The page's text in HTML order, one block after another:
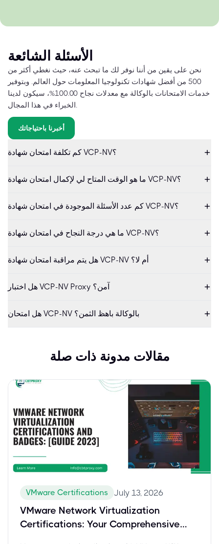
الأسئلة الشائعة
نحن على يقين من أننا نوفر لك ما تبحث عنه، حيث نغطي أكثر من
500 من أفضل شهادات تكنولوجيا المعلومات حول العالم. وبتوفير
خدمات الامتحانات بالوكالة مع معدلات نجاح 100.00%، سيكون لدينا
الخبراء في هذا المجال.
أخبرنا باحتياجاتك
كم تكلفة امتحان شهادة VCP-NV؟
ما هو الوقت المتاح لي لإكمال امتحان شهادة VCP-NV؟
كم عدد الأسئلة الموجودة في امتحان شهادة VCP-NV؟
ما هي درجة النجاح في امتحان شهادة VCP-NV؟
هل يتم مراقبة امتحان شهادة VCP-NV أم لا؟
هل اختبار VCP-NV Proxy آمن؟
هل امتحان VCP-NV بالوكالة باهظ الثمن؟
مقالات مدونة ذات صلة
VMware Certifications July 13, 2026
VMware Network Virtualization
Certifications: Your Comprehensive